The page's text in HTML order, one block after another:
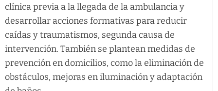
clínica previa a la llegada de la ambulancia y
desarrollar acciones formativas para reducir
caídas y traumatismos, segunda causa de
intervención. También se plantean medidas de
prevención en domicilios, como la eliminación de
obstáculos, mejoras en iluminación y adaptación